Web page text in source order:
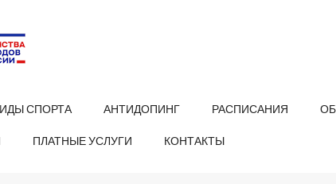
СПОРТА АНТИДОПИНГ РАСПИСАНИЯ
ПЛАТНЫЕ УСЛУГИ КОНТАКТЫ